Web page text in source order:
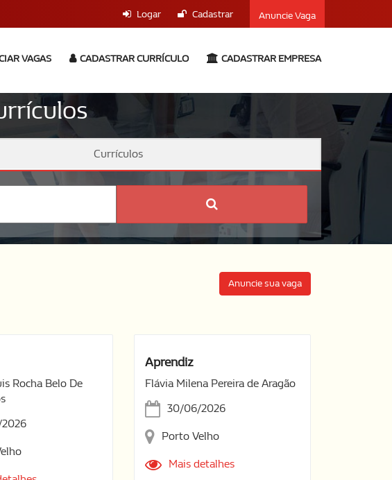
Logar Cadastrar Anuncie Vaga
VAGAS CADASTRAR CURRÍCULO CADASTRAR EMPRESA
Currículos
Anuncie sua vaga
Rocha Belo De
Aprendiz
Flávia Milena Pereira de Aragão
30/06/2026
Porto Velho
Mais detalhes